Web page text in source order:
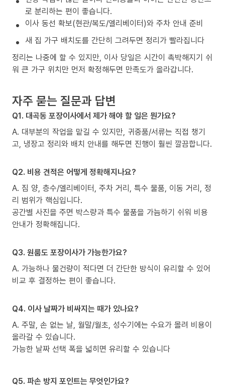
로 분리하는 편이 좋습니다.
이사 동선 확보(현관/복도/엘리베이터)와 주차 안내 준비
새 집 가구 배치도를 간단히 그려두면 정리가 빨라집니다
정리는 나중에 할 수 있지만, 이사 당일은 시간이 촉박해지기 쉬
워 큰 가구 위치만 먼저 확정해두면 만족도가 올라갑니다.
자주 묻는 질문과 답변
Q1. 대곡동 포장이사에서 제가 해야 할 일은 뭔가요?
A. 대부분의 작업을 맡길 수 있지만, 귀중품/서류는 직접 챙기
고, 냉장고 정리와 배치 안내를 해두면 진행이 훨씬 깔끔합니다.
Q2. 비용 견적은 어떻게 정확해지나요?
A. 짐 양, 층수/엘리베이터, 주차 거리, 특수 물품, 이동 거리, 정
리 범위가 핵심입니다.
공간별 사진을 주면 박스량과 특수 물품을 가늠하기 쉬워 비용
안내가 정확해집니다.
Q3. 원룸도 포장이사가 가능한가요?
A. 가능하나 물건량이 적다면 더 간단한 방식이 유리할 수 있어
비교 후 결정하는 편이 좋습니다.
Q4. 이사 날짜가 비싸지는 때가 있나요?
A. 주말, 손 없는 날, 월말/월초, 성수기에는 수요가 몰려 비용이
올라갈 수 있습니다.
가능한 날짜 선택 폭을 넓히면 유리할 수 있습니다
Q5. 파손 방지 포인트는 무엇인가요?